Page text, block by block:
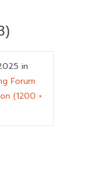
in
Forum
(1200 ×